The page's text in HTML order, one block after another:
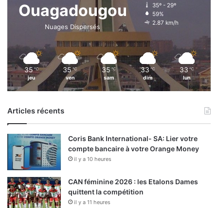
Ouagadougou
Nuages Dispersés
35º - 29º
59%
2.87 km/h
35 ℃
jeu
35 ℃
ven
35 ℃
sam
33 ℃
dim
33 ℃
lun
Articles récents
Coris Bank International- SA: Lier votre
compte bancaire à votre Orange Money
il y a 10 heures
CAN féminine 2026 : les Etalons Dames
quittent la compétition
il y a 11 heures